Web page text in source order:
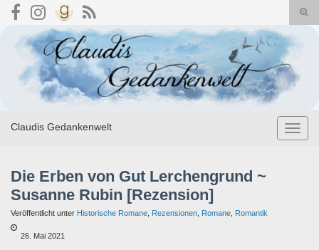
Search for:
Claudis Gedankenwelt
Die Erben von Gut Lerchengrund ~
Susanne Rubin [Rezension]
Veröffentlicht unter Historische Romane Rezensionen Romane Romantik
26. Mai 2021